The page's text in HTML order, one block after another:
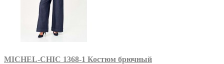
MICHEL-CHIC 1368-1 Костюм брючный